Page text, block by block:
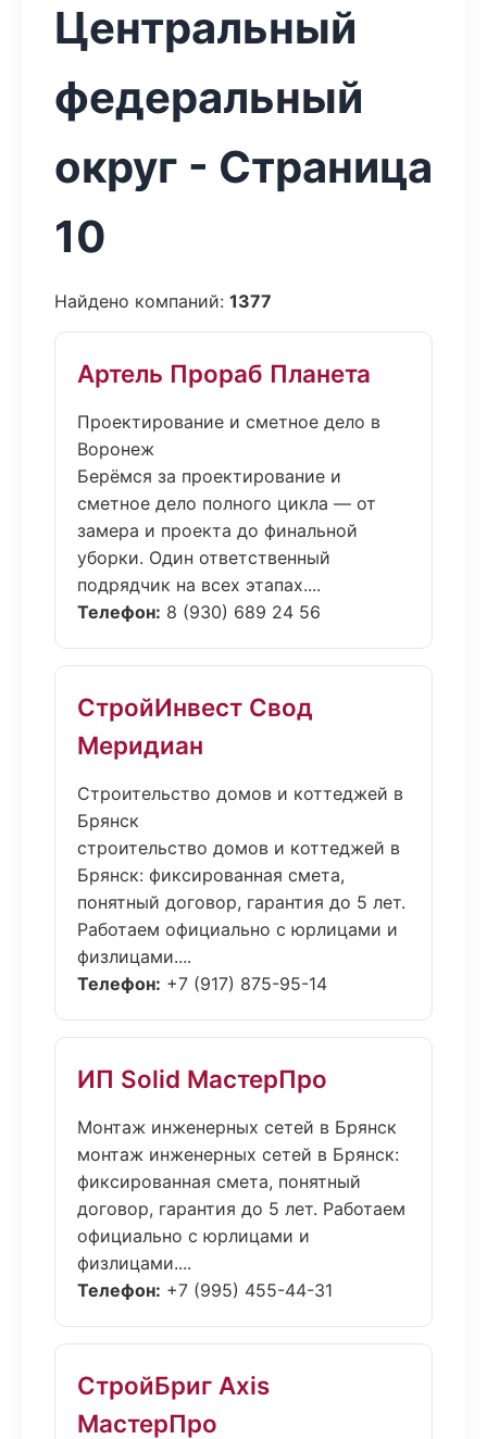
Центральный
федеральный
округ - Страница
10
Найдено компаний: 1377
Артель Прораб Планета
Проектирование и сметное дело в
Воронеж
Берёмся за проектирование и
сметное дело полного цикла — от
замера и проекта до финальной
уборки. Один ответственный
подрядчик на всех этапах....
Телефон: 8 (930) 689 24 56
СтройИнвест Свод
Меридиан
Строительство домов и коттеджей в
Брянск
строительство домов и коттеджей в
Брянск: фиксированная смета,
понятный договор, гарантия до 5 лет.
Работаем официально с юрлицами и
физлицами....
Телефон: +7 (917) 875-95-14
ИП Solid МастерПро
Монтаж инженерных сетей в Брянск
монтаж инженерных сетей в Брянск:
фиксированная смета, понятный
договор, гарантия до 5 лет. Работаем
официально с юрлицами и
физлицами....
Телефон: +7 (995) 455-44-31
СтройБриг Axis
МастерПро